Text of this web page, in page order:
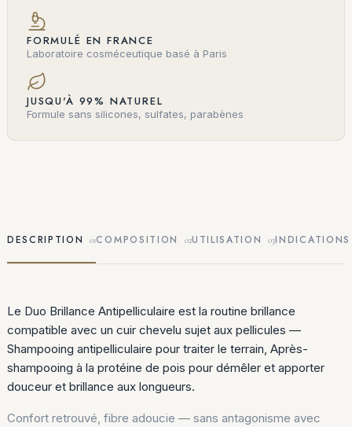
FORMULÉ EN FRANCE
Laboratoire cosméceutique basé à Paris
JUSQU'À 99% NATUREL
Formule sans silicones, sulfates, parabènes
DESCRIPTION 01COMPOSITION 02UTILISATION 03INDICATIONS
Le Duo Brillance Antipelliculaire est la routine brillance
compatible avec un cuir chevelu sujet aux pellicules —
Shampooing antipelliculaire pour traiter le terrain, Après-
shampooing à la protéine de pois pour démêler et apporter
douceur et brillance aux longueurs.
Confort retrouvé, fibre adoucie — sans antagonisme avec